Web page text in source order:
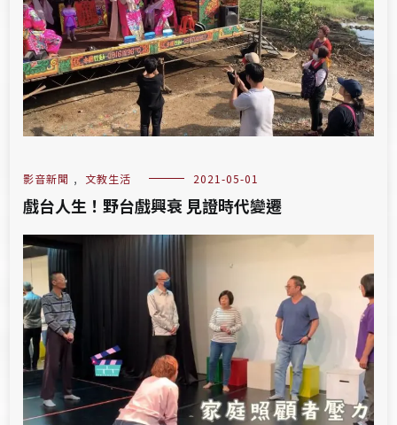
影音新聞 , 文教生活 2021-05-01
戲台人生！野台戲興衰 見證時代變遷